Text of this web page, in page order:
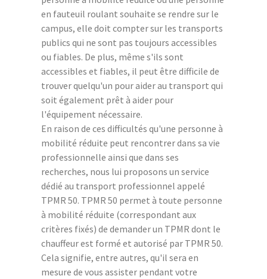
en fauteuil roulant souhaite se rendre sur le
campus, elle doit compter sur les transports
publics qui ne sont pas toujours accessibles
ou fiables. De plus, même s'ils sont
accessibles et fiables, il peut être difficile de
trouver quelqu'un pour aider au transport qui
soit également prêt à aider pour
l'équipement nécessaire.
En raison de ces difficultés qu'une personne à
mobilité réduite peut rencontrer dans sa vie
professionnelle ainsi que dans ses
recherches, nous lui proposons un service
dédié au transport professionnel appelé
TPMR 50. TPMR 50 permet à toute personne
à mobilité réduite (correspondant aux
critères fixés) de demander un TPMR dont le
chauffeur est formé et autorisé par TPMR 50.
Cela signifie, entre autres, qu'il sera en
mesure de vous assister pendant votre